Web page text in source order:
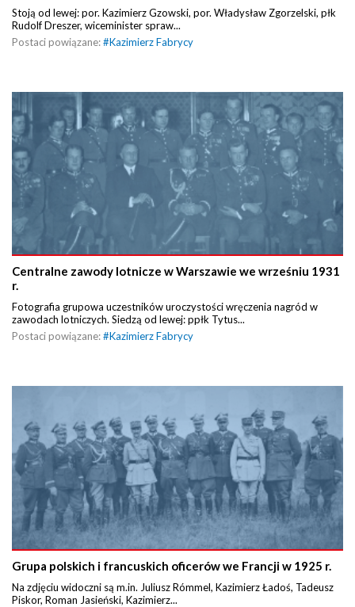
Stoją od lewej: por. Kazimierz Gzowski, por. Władysław Zgorzelski, płk
Rudolf Dreszer, wiceminister spraw...
Postaci powiązane:#Kazimierz Fabrycy
Centralne zawody lotnicze w Warszawie we wrześniu 1931
r.
Fotografia grupowa uczestników uroczystości wręczenia nagród w
zawodach lotniczych. Siedzą od lewej: ppłk Tytus...
Postaci powiązane:#Kazimierz Fabrycy
Grupa polskich i francuskich oficerów we Francji w 1925 r.
Na zdjęciu widoczni są m.in. Juliusz Rómmel, Kazimierz Ładoś, Tadeusz
Piskor, Roman Jasieński, Kazimierz...